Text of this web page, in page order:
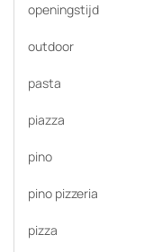
openingstijd
outdoor
pasta
piazza
pino
pino pizzeria
pizza